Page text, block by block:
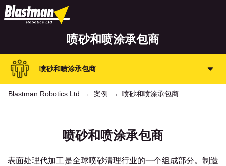
喷砂和喷涂承包商
喷砂和喷涂承包商
Blastman Robotics Ltd → 案例 → 喷砂和喷涂承包商
喷砂和喷涂承包商
表面处理代加工是全球喷砂清理行业的一个组成部分。制造